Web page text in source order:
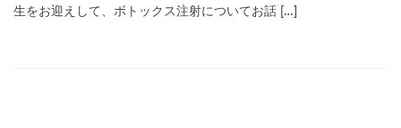
生をお迎えして、ボトックス注射についてお話 […]